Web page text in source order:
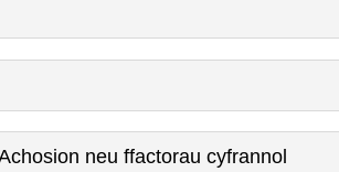
neu ffactorau cyfrannol